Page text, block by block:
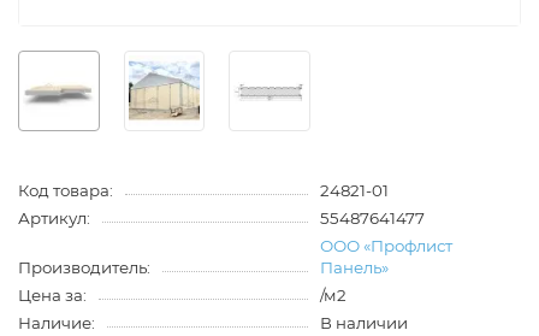
Код товара:
24821-01
Артикул:
55487641477
Производитель:
ООО «Профлист
Панель»
Цена за:
/м2
Наличие:
В наличии